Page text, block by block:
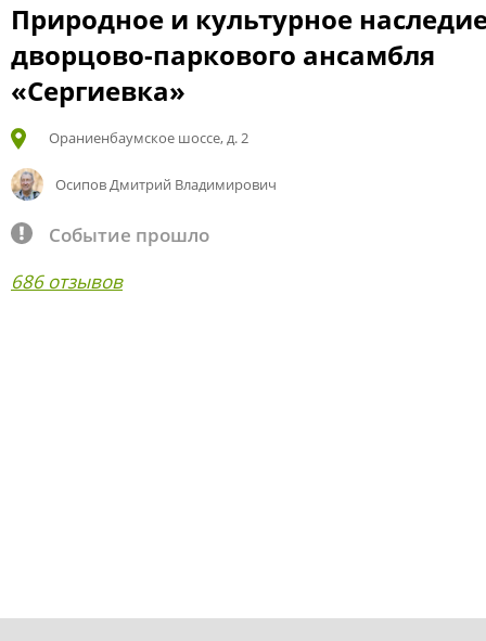
Природное и культурное
дворцово-паркового ансамбля
«Сергиевка»
Ораниенбаумское шоссе, д. 2
Осипов Дмитрий Владимирович
Событие прошло
686 отзывов